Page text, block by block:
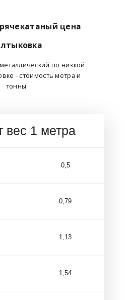
цена
по низкой
- стоимость метра и
тонны
вес 1 метра
0,5
0,79
1,13
1,54